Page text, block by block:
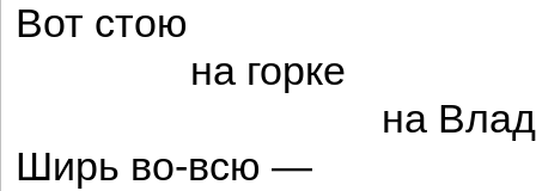
Вот стою
на горке
на
Ширь во-всю —